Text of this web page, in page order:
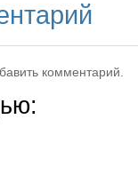
комментарий.